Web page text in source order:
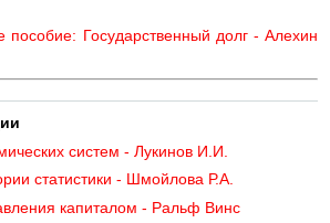
пособие: Государственный долг - Алехин
систем - Лукинов И.И.
статистики - Шмойлова Р.А.
капиталом - Ральф Винс